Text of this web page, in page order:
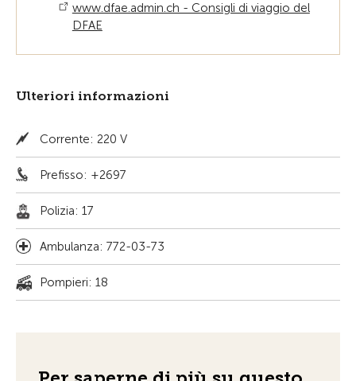
www.dfae.admin.ch - Consigli di viaggio del
DFAE
Ulteriori informazioni
Corrente: 220 V
Prefisso: +2697
Polizia: 17
Ambulanza: 772-03-73
Pompieri: 18